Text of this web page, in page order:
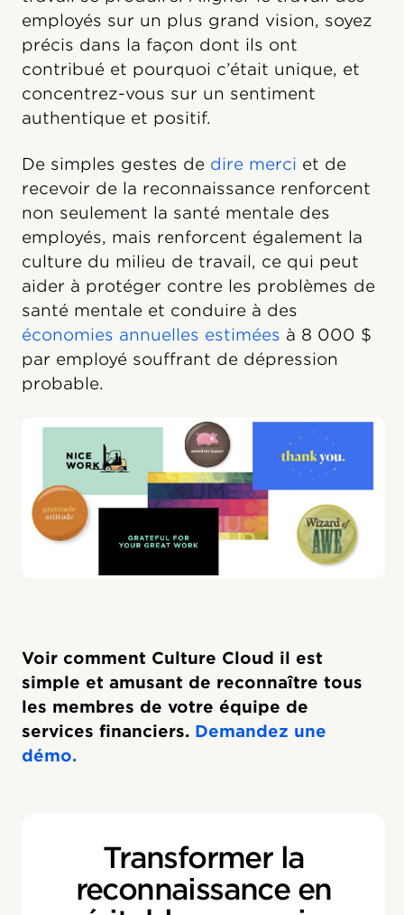
employés sur un plus grand vision, soyez
précis dans la façon dont ils ont
contribué et pourquoi c’était unique, et
concentrez-vous sur un sentiment
authentique et positif.
De simples gestes de dire merci et de
recevoir de la reconnaissance renforcent
non seulement la santé mentale des
employés, mais renforcent également la
culture du milieu de travail, ce qui peut
aider à protéger contre les problèmes de
santé mentale et conduire à des
économies annuelles estimées à 8 000 $
par employé souffrant de dépression
probable.
Voir comment Culture Cloud il est
simple et amusant de reconnaître tous
les membres de votre équipe de
services financiers. Demandez une
démo.
Transformer la
reconnaissance en